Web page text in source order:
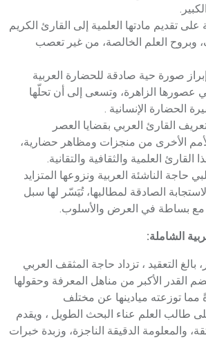
تقديم مادتها العلمية إلى القارئ الكريم
وبروح العلم الخالصة، من غير تعصب
صورة حية صادقة للحضارة العربية
عصورها الزاهرة، وتسعى إلى أن تحلّها
الحضارة الإنسانية .
القارئ العربي بقضايا العصر
الأخرى من منجزات ومظاهر حضارية،
العلمية والثقافية والتقانية.
حاجة الناشئة العربية ونزوعها المتزايد
الصادقة لمطالبها، تُيَسّر لها سبل
مع بساطة في العرض والأسلوب.
الشاملة:
بالغ التعقيد ، تزداد حاجة المثقف العربي
القدر الأكبر من مناهل المعرفة وحقولها
مما توزعته ميادينها عن مختلف
طالب العلم عناء البحث الطويل ، ويقدم
والمعلومة الدقيقة الناجزة، وزبدة خبرات